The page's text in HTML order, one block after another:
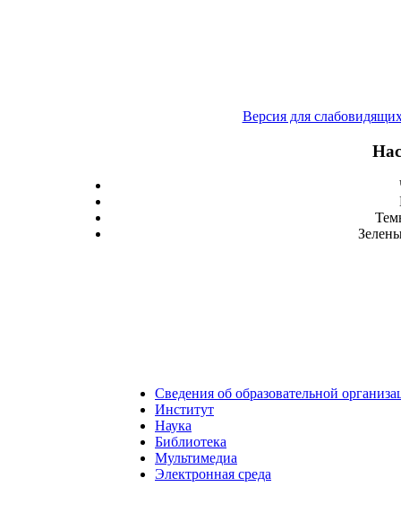
Версия для
Сведения об образовательной
Институт
Наука
Библиотека
Мультимедиа
Электронная среда